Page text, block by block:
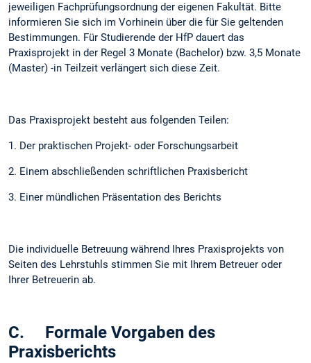
jeweiligen Fachprüfungsordnung der eigenen Fakultät. Bitte
informieren Sie sich im Vorhinein über die für Sie geltenden
Bestimmungen. Für Studierende der HfP dauert das
Praxisprojekt in der Regel 3 Monate (Bachelor) bzw. 3,5 Monate
(Master) -in Teilzeit verlängert sich diese Zeit.
Das Praxisprojekt besteht aus folgenden Teilen:
1. Der praktischen Projekt- oder Forschungsarbeit
2. Einem abschließenden schriftlichen Praxisbericht
3. Einer mündlichen Präsentation des Berichts
Die individuelle Betreuung während Ihres Praxisprojekts von
Seiten des Lehrstuhls stimmen Sie mit Ihrem Betreuer oder
Ihrer Betreuerin ab.
C. Formale Vorgaben des
Praxisberichts